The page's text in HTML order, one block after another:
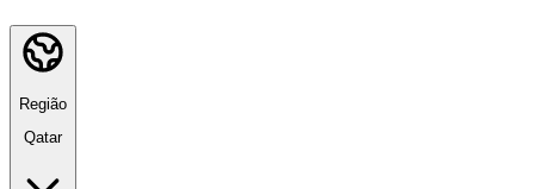
Região
Qatar